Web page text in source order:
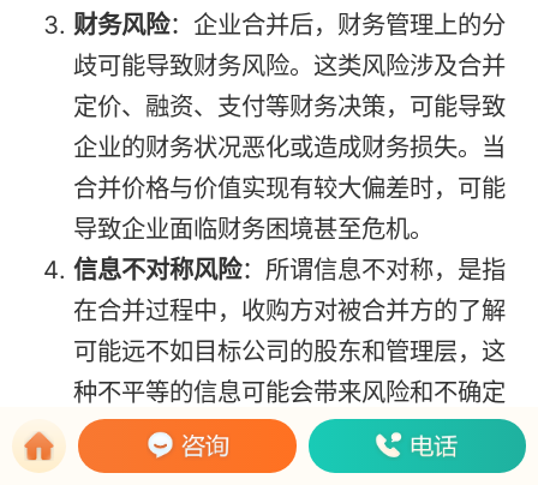
财务风险：企业合并后，财务管理上的分
歧可能导致财务风险。这类风险涉及合并
定价、融资、支付等财务决策，可能导致
企业的财务状况恶化或造成财务损失。当
合并价格与价值实现有较大偏差时，可能
导致企业面临财务困境甚至危机。
信息不对称风险：所谓信息不对称，是指
在合并过程中，收购方对被合并方的了解
可能远不如目标公司的股东和管理层，这
种不平等的信息可能会带来风险和不确定
性。